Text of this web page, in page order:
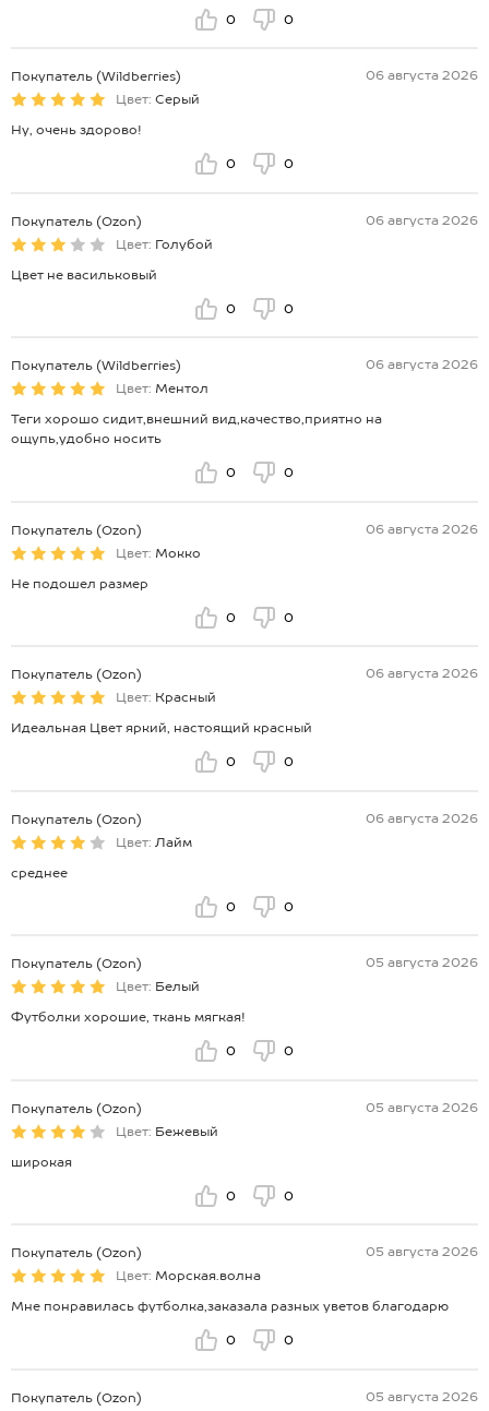
0 0
Покупатель (Wildberries)
06 августа 2026
Цвет: Серый
Ну, очень здорово!
0 0
Покупатель (Ozon)
06 августа 2026
Цвет: Голубой
Цвет не васильковый
0 0
Покупатель (Wildberries)
06 августа 2026
Цвет: Ментол
Теги хорошо сидит,внешний вид,качество,приятно на
ощупь,удобно носить
0 0
Покупатель (Ozon)
06 августа 2026
Цвет: Мокко
Не подошел размер
0 0
Покупатель (Ozon)
06 августа 2026
Цвет: Красный
Идеальная Цвет яркий, настоящий красный
0 0
Покупатель (Ozon)
06 августа 2026
Цвет: Лайм
среднее
0 0
Покупатель (Ozon)
05 августа 2026
Цвет: Белый
Футболки хорошие, ткань мягкая!
0 0
Покупатель (Ozon)
05 августа 2026
Цвет: Бежевый
широкая
0 0
Покупатель (Ozon)
05 августа 2026
Цвет: Морская.волна
Мне понравилась футболка,заказала разных уветов благодарю
0 0
Покупатель (Ozon)
05 августа 2026